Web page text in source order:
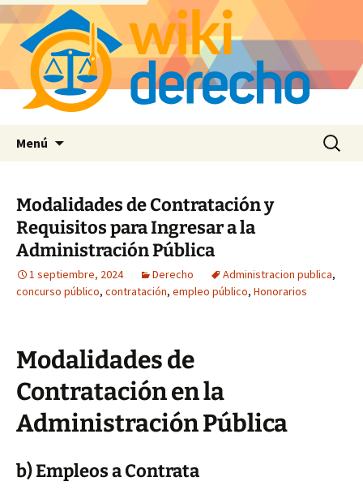
Menú Buscar:
Modalidades de Contratación y
Requisitos para Ingresar a la
Administración Pública
1 septiembre, 2024 Derecho Administracion publica,
concurso público, contratación, empleo público, Honorarios
Modalidades de
Contratación en la
Administración Pública
b) Empleos a Contrata